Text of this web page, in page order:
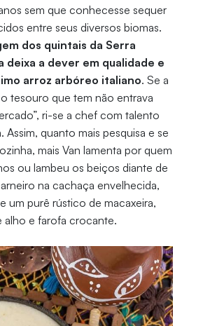
sem que conhecesse sequer
entre seus diversos biomas.
dos quintais da Serra
deixa a dever em qualidade e
arroz arbóreo italiano. Se a
tesouro que tem não entrava
ri-se a chef com talento
Assim, quanto mais pesquisa e se
mais Van lamenta por quem
ou lambeu os beiços diante de
na cachaça envelhecida,
um purê rústico de macaxeira,
alho e farofa crocante.